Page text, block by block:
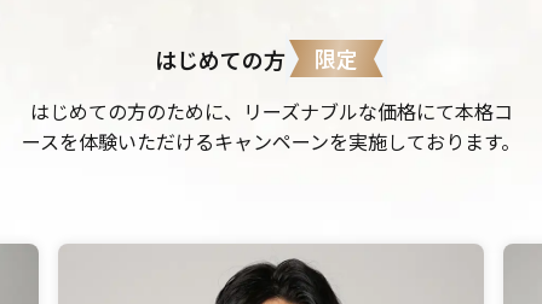
はじめての方 限定
はじめての方のために、リーズナブルな価格にて本格コ
ースを体験いただけるキャンペーンを実施しております。